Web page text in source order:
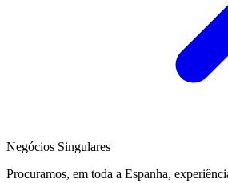
Negócios Singulares
Procuramos, em toda a Espanha,